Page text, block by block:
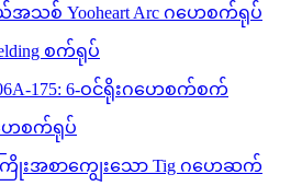
အသစ် Yooheart Arc ဂဟေစက်ရုပ်
စက်ရုပ်
175: 6-ဝင်ရိုးဂဟေစက်စက်
ေစက်ရုပ်
ြိုးအစာကျွေးသော Tig ဂဟေဆက်